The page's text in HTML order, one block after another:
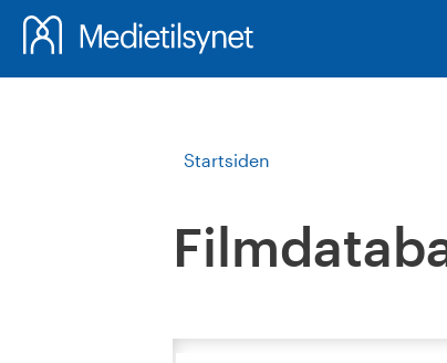
Startsiden